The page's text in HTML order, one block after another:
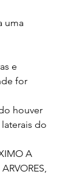
uma
e
for
houver
do
A